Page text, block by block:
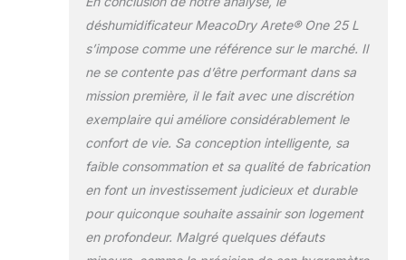
filtre HEPA H13 de qualité
médicale qui purifie l'air et le
garde frais et exempt de
nanoparticules telles que la
poussière, les germes, le pollen
et autres allergènes.
CONCEPTION INTELLIGENTE -
Le déshumidificateur à économie
d'énergie Arete One possède
d'excellentes caractéristiques qui
le distinguent : notamment un
mode buanderie intelligent, un
mode nuit, un mode humidité
intelligent, des roulettes cachées
déshumidificateur MeacoDry Arete® One 25 L
s’impose comme une référence sur le marché. Il
ne se contente pas d’être performant dans sa
mission première, il le fait avec une discrétion
exemplaire qui améliore considérablement le
confort de vie. Sa conception intelligente, sa
faible consommation et sa qualité de fabrication
en font un investissement judicieux et durable
pour quiconque souhaite assainir son logement
en profondeur. Malgré quelques défauts